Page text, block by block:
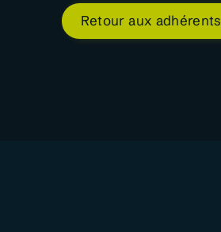
Retour aux adhérents